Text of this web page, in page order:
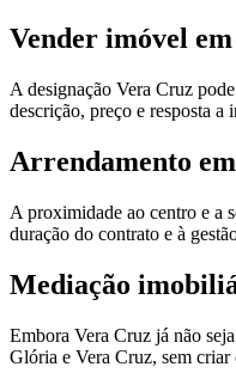
Vender imóvel
A designação Vera Cruz
descrição, preço e resposta a
Arrendamento
A proximidade ao centro e a
duração do contrato e à
Mediação
Embora Vera Cruz já não
Glória e Vera Cruz, sem